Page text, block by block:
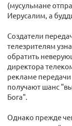
(мусульмане
Иерусалим, а
Создатели
телезрителям
обратить
директора
рекламе передачи
получают шанс
Бога".
Однако прежде